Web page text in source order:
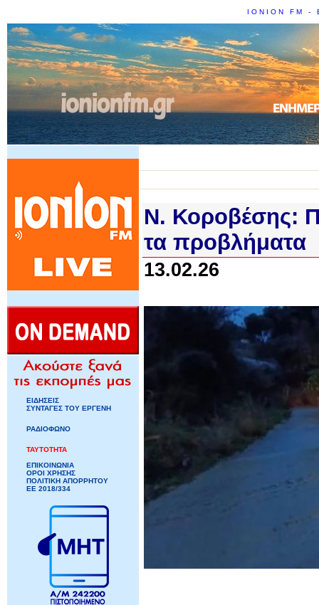
IONION FM -
ΕΙΔΗΣΕΙΣ
ΣΥΝΤΑΓΕΣ ΤΟΥ ΕΡΓΕΝΗ
ΡΑΔΙΟΦΩΝΟ
ΤΑΥΤΟΤΗΤΑ
ΕΠΙΚΟΙΝΩΝΙΑ
ΟΡΟΙ ΧΡΗΣΗΣ
ΠΟΛΙΤΙΚΗ ΑΠΟΡΡΗΤΟΥ
ΕΕ 2018/334
Ν. Κοροβέσης:
τα προβλήματα
13.02.26